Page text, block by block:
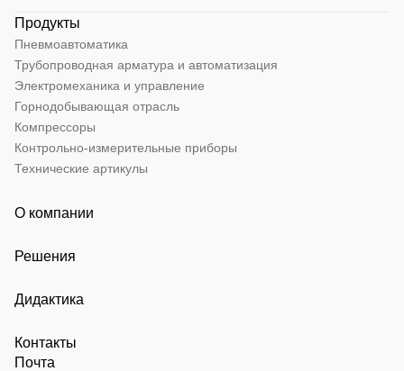
Продукты
Пневмоавтоматика
Трубопроводная арматура и автоматизация
Электромеханика и управление
Горнодобывающая отрасль
Компрессоры
Контрольно-измерительные приборы
Технические артикулы
О компании
Решения
Дидактика
Контакты
Почта